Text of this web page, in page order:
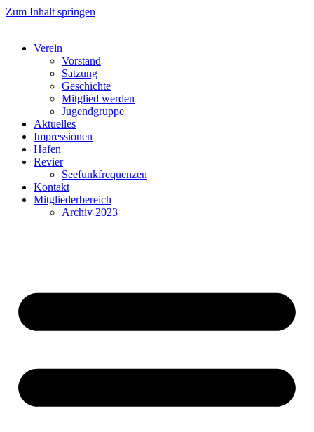
Zum Inhalt springen
Verein
Vorstand
Satzung
Geschichte
Mitglied werden
Jugendgruppe
Aktuelles
Impressionen
Hafen
Revier
Seefunkfrequenzen
Kontakt
Mitgliederbereich
Archiv 2023